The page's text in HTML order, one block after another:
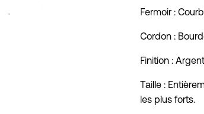
Fermoir :
Cordon :
Finition :
Taille :
les plus forts.